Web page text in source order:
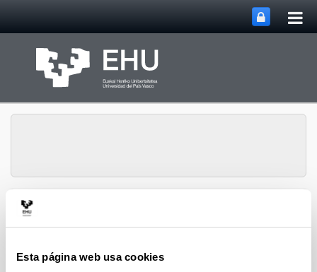
Esta página web usa cookies
Zoología y Biología